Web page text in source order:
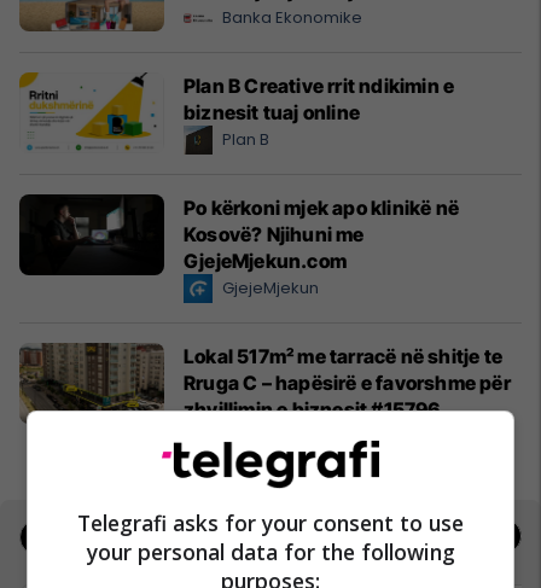
Banka Ekonomike
Plan B Creative rrit ndikimin e
biznesit tuaj online
Plan B
Po kërkoni mjek apo klinikë në
Kosovë? Njihuni me
GjejeMjekun.com
GjejeMjekun
Lokal 517m² me tarracë në shitje te
Rruga C – hapësirë e favorshme për
zhvillimin e biznesit #15796
Pro Real Estate
Real Estate
Telegrafi asks for your consent to use
your personal data for the following
purposes: